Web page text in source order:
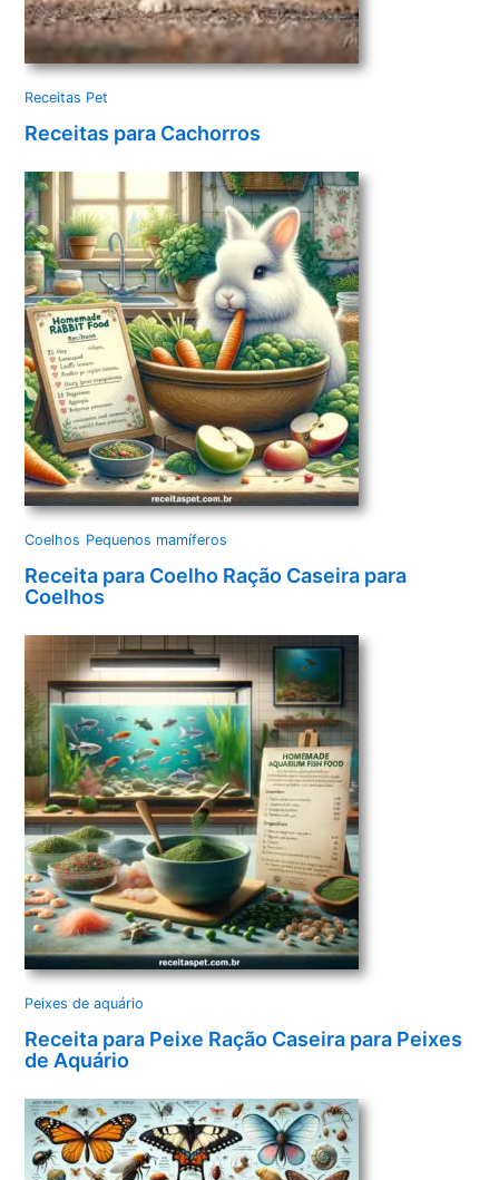
Receitas Pet
Receitas para Cachorros
Coelhos Pequenos mamíferos
Receita para Coelho Ração Caseira para
Coelhos
Peixes de aquário
Receita para Peixe Ração Caseira para Peixes
de Aquário